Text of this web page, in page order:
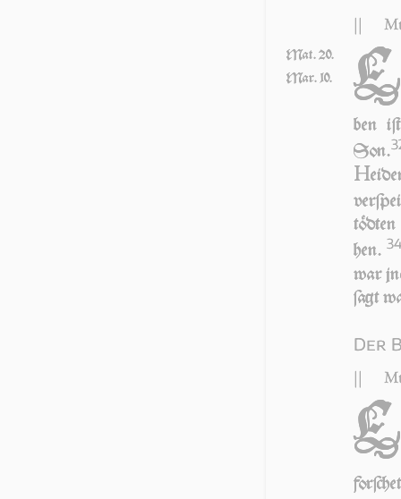
||
Mat. 20.
Mar. 10.
ben
Son.
H
hen. 34
war
ſagt
Der
||